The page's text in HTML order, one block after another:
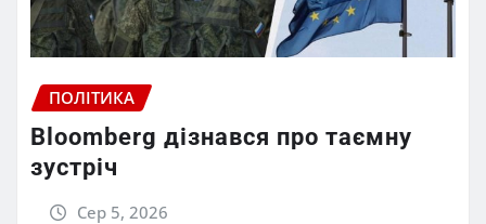
ПОЛІТИКА
Bloomberg дізнався про таємну
зустріч
Сер 5, 2026